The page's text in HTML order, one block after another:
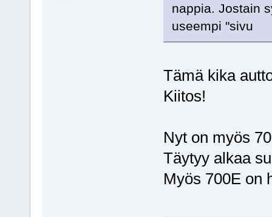
nappia. Jostain
useempi "sivu
Tämä kika
Kiitos!
Nyt on myös
Täytyy alkaa
Myös 700E on